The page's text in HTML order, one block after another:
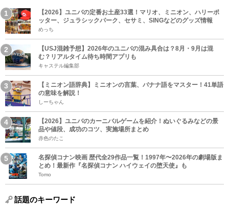
【2026】ユニバの定番お土産33選！マリオ、ミニオン、ハリーポ
ッター、ジュラシックパーク、セサミ、SINGなどのグッズ情報
めっち
【USJ混雑予想】2026年のユニバの混み具合は？8月・9月は混
む？リアルタイム待ち時間アプリも
キャステル編集部
【ミニオン語辞典】ミニオンの言葉、バナナ語をマスター！41単語
の意味を解説！
しーちゃん
【2026】ユニバのカーニバルゲームを紹介！ぬいぐるみなどの景
品や値段、成功のコツ、実施場所まとめ
赤色のたこ
名探偵コナン映画 歴代全29作品一覧！1997年〜2026年の劇場版ま
とめ！最新作『名探偵コナン ハイウェイの堕天使』も
Tomo
話題のキーワード